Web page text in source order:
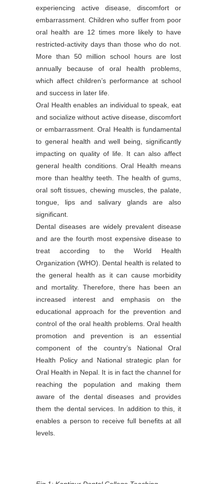
experiencing active disease, discomfort or
embarrassment. Children who suffer from poor
oral health are 12 times more likely to have
restricted-activity days than those who do not.
More than 50 million school hours are lost
annually because of oral health problems,
which affect children’s performance at school
and success in later life.
Oral Health enables an individual to speak, eat
and socialize without active disease, discomfort
or embarrassment. Oral Health is fundamental
to general health and well being, significantly
impacting on quality of life. It can also affect
general health conditions. Oral Health means
more than healthy teeth. The health of gums,
oral soft tissues, chewing muscles, the palate,
tongue, lips and salivary glands are also
significant.
Dental diseases are widely prevalent disease
and are the fourth most expensive disease to
treat according to the World Health
Organization (WHO). Dental health is related to
the general health as it can cause morbidity
and mortality. Therefore, there has been an
increased interest and emphasis on the
educational approach for the prevention and
control of the oral health problems. Oral health
promotion and prevention is an essential
component of the country’s National Oral
Health Policy and National strategic plan for
Oral Health in Nepal. It is in fact the channel for
reaching the population and making them
aware of the dental diseases and provides
them the dental services. In addition to this, it
enables a person to receive full benefits at all
levels.